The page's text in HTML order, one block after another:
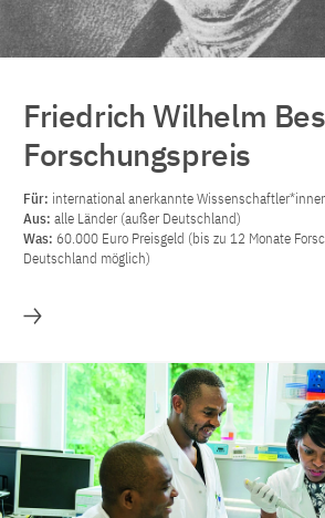
Friedrich Wilhelm
Forschungspreis
Für: international anerkannte
Aus: alle Länder (außer Deutschland)
Was: 60.000 Euro Preisgeld (bis zu 12 Monate
Deutschland möglich)